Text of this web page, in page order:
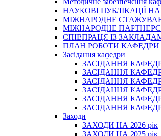
Методичне забезпечення
НАУКОВІ ПУБЛІКАЦІЇ
МІЖНАРОДНЕ
МІЖНАРОДНЕ
СПІВПРАЦЯ ІЗ
ПЛАН РОБОТИ КАФЕДРИ
Засідання кафедри
ЗАСІДАННЯ
ЗАСІДАННЯ
ЗАСІДАННЯ
ЗАСІДАННЯ
ЗАСІДАННЯ
ЗАСІДАННЯ
Заходи
ЗАХОДИ НА 2026 рік
ЗАХОДИ НА 2025 рік